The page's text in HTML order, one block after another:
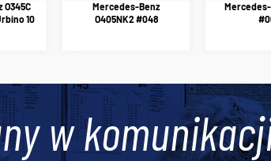
10
Mercedes-Benz
O405NK2 #048
Mercedes-
w